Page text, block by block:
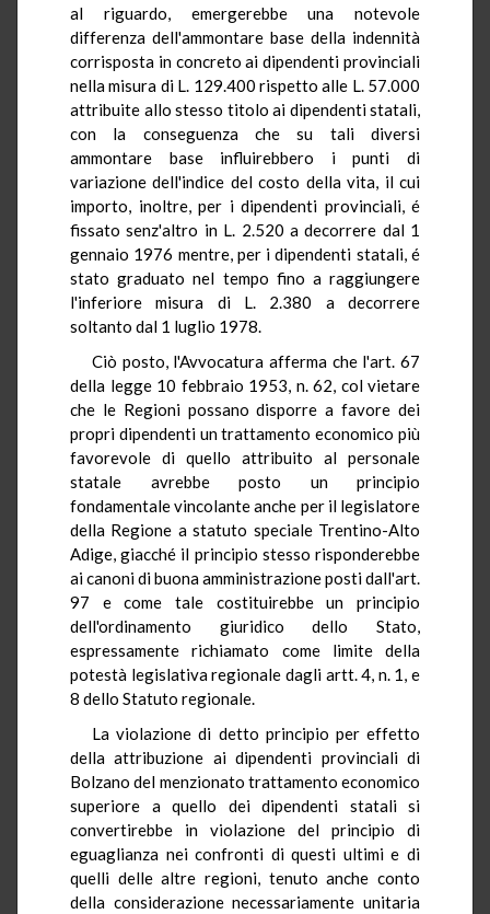
al riguardo, emergerebbe una notevole
differenza dell'ammontare base della indennità
corrisposta in concreto ai dipendenti provinciali
nella misura di L. 129.400 rispetto alle L. 57.000
attribuite allo stesso titolo ai dipendenti statali,
con la conseguenza che su tali diversi
ammontare base influirebbero i punti di
variazione dell'indice del costo della vita, il cui
importo, inoltre, per i dipendenti provinciali, é
fissato senz'altro in L. 2.520 a decorrere dal 1
gennaio 1976 mentre, per i dipendenti statali, é
stato graduato nel tempo fino a raggiungere
l'inferiore misura di L. 2.380 a decorrere
soltanto dal 1 luglio 1978.
Ciò posto, l'Avvocatura afferma che l'art. 67
della legge 10 febbraio 1953, n. 62, col vietare
che le Regioni possano disporre a favore dei
propri dipendenti un trattamento economico più
favorevole di quello attribuito al personale
statale avrebbe posto un principio
fondamentale vincolante anche per il legislatore
della Regione a statuto speciale Trentino-Alto
Adige, giacché il principio stesso risponderebbe
ai canoni di buona amministrazione posti dall'art.
97 e come tale costituirebbe un principio
dell'ordinamento giuridico dello Stato,
espressamente richiamato come limite della
potestà legislativa regionale dagli artt. 4, n. 1, e
8 dello Statuto regionale.
La violazione di detto principio per effetto
della attribuzione ai dipendenti provinciali di
Bolzano del menzionato trattamento economico
superiore a quello dei dipendenti statali si
convertirebbe in violazione del principio di
eguaglianza nei confronti di questi ultimi e di
quelli delle altre regioni, tenuto anche conto
della considerazione necessariamente unitaria